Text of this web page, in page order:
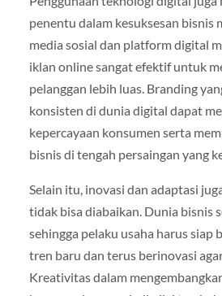
penentu dalam kesuksesan bisnis
media sosial dan platform digital
iklan online sangat efektif untuk
pelanggan lebih luas. Branding
konsisten di dunia digital dapat
kepercayaan konsumen serta
bisnis di tengah persaingan yang
Selain itu, inovasi dan adaptasi
tidak bisa diabaikan. Dunia bisnis
sehingga pelaku usaha harus siap
tren baru dan terus berinovasi
Kreativitas dalam